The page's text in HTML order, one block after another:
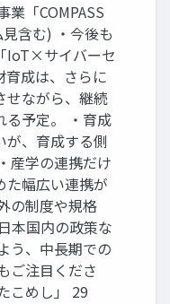
業「COMPASS
含む) ・今後も
IoT×サイバーセ
育成は、さらに
せながら、継続
る予定。 ・育成
が、育成する側
産学の連携だけ
た幅広い連携が
の制度や規格
本国内の政策な
う、中⻑期での
ご注目くださ
こめし」 29